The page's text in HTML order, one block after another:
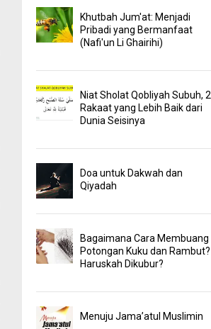
Khutbah Jum'at: Menjadi
Pribadi yang Bermanfaat
(Nafi'un Li Ghairihi)
Niat Sholat Qobliyah Subuh, 2
Rakaat yang Lebih Baik dari
Dunia Seisinya
Doa untuk Dakwah dan
Qiyadah
Bagaimana Cara Membuang
Potongan Kuku dan Rambut?
Haruskah Dikubur?
Menuju Jama’atul Muslimin